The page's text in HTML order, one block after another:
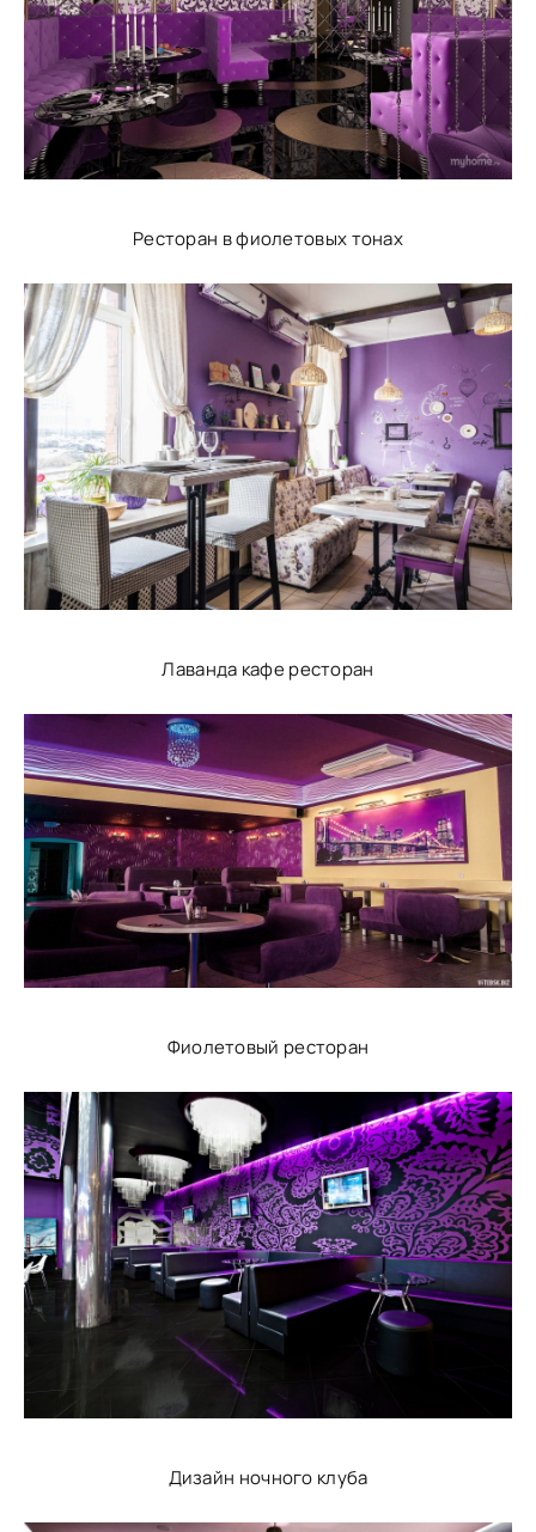
Ресторан в фиолетовых тонах
Лаванда кафе ресторан
Фиолетовый ресторан
Дизайн ночного клуба